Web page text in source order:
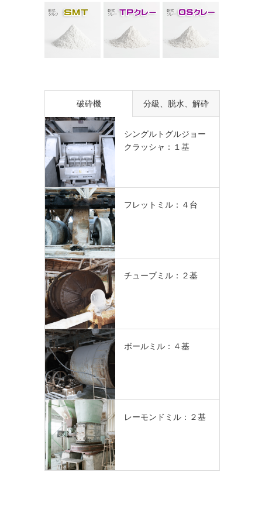
破砕機 分級、脱水、解砕
シングルトグルジョー
クラッシャ：１基
フレットミル：４台
チューブミル：２基
ボールミル：４基
レーモンドミル：２基